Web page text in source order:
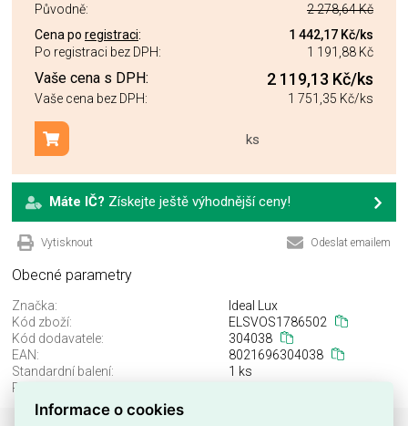
Původně:
2 278,64 Kč
Cena po registraci: 1 442,17 Kč/ks
Po registraci bez DPH:
1 191,88 Kč
Vaše cena s DPH: 2 119,13 Kč/ks
Vaše cena bez DPH: 1 751,35 Kč/ks
ks
Přidat do košíku
Máte IČ? Získejte ještě výhodnější ceny!
Vytisknout Odeslat emailem
Obecné parametry
Značka:
Ideal Lux
Kód zboží:
ELSVOS1786502
Kód dodavatele:
304038
EAN:
8021696304038
Standardní balení:
1 ks
Recyklační poplatek:
Informace o cookies